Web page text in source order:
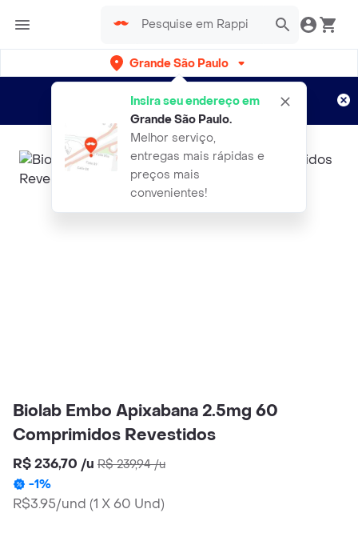
Grande São Paulo
Insira seu endereço em
Grande São Paulo.
Melhor serviço,
entregas mais rápidas e
preços mais
convenientes!
Entregas grátis por 15 dias!
Aplicam T&C
Biolab Embo Apixabana 2.5mg 60
Comprimidos Revestidos
R$ 236,70 /u R$ 239,94/u
-1%
R$3.95/und (1 X 60 Und)